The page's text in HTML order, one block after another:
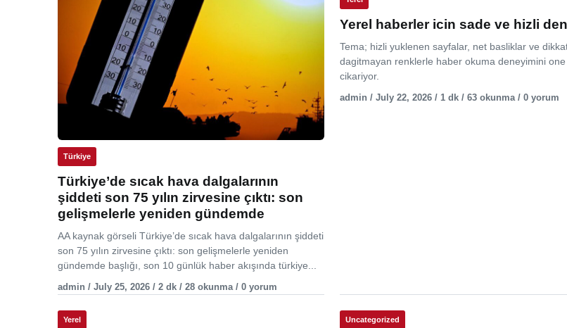
Türkiye
Türkiye’de sıcak hava dalgalarının
şiddeti son 75 yılın zirvesine çıktı: son
gelişmelerle yeniden gündemde
AA kaynak görseli Türkiye’de sıcak hava dalgalarının şiddeti
son 75 yılın zirvesine çıktı: son gelişmelerle yeniden
gündemde başlığı, son 10 günlük haber akışında türkiye...
admin / July 25, 2026 / 2 dk / 28 okunma / 0 yorum
Yerel haberler icin sade ve hizli
Tema; hizli yuklenen sayfalar, net basliklar ve
dagitmayan renklerle haber okuma deneyimini one
cikariyor.
admin / July 22, 2026 / 1 dk / 63 okunma / 0 yorum
Yerel Uncategorized